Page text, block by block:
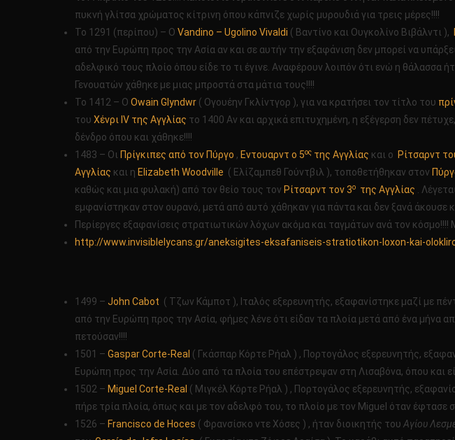
πυκνή γλίτσα χρώματος κίτρινη όπου κάπνιζε χωρίς μυρουδιά για τρεις μέρες!!!!
Το 1291 (περίπου) – Ο Vandino – Ugolino Vivaldi ( Βαντίνο και Ουγκολίνο Βιβάλντι ),
από την Ευρώπη προς την Ασία αν και σε αυτήν την εξαφάνιση δεν μπορεί να
αδελφικό τους πλοίο όπου είδε το τι έγινε. Αναφέρουν λοιπόν ότι ενώ η θάλασσα
Γενουατών χάθηκε με μιας μπροστά στα μάτια τους!!!!
Το 1412 – Ο Owain Glyndwr ( Ογουέην Γκλίντγορ ), για να κρατήσει τον τίτλο του
του Χένρι IV της Αγγλίας το 1400 Αν και αρχικά επιτυχημένη, η εξέγερση δεν
δένδρο όπου και χάθηκε!!!!
1483 – Οι Πρίγκιπες από τον Πύργο , Εντουαρντ ο 5ος της Αγγλίας και ο Ρίτσαρντ
Αγγλίας και η Elizabeth Woodville ( Ελίζαμπεθ Γούντβιλ ), τοποθετήθηκαν στον
καθώς και μια φυλακή) από τον θείο τους τον Ρίτσαρντ τον 3ο της Αγγλίας .
εμφανίστηκαν στον ουρανό, μετά από αυτό χάθηκαν για πάντα και δεν ξανά άκουσε
Περίεργες εξαφανίσεις στρατιωτικών λόχων ακόμα και ταγμάτων ανά τον
http://www.invisiblelycans.gr/aneksigites-eksafaniseis-stratiotikon-loxon-kai-
1499 – John Cabot ( Τζων Κάμποτ ), Ιταλός εξερευνητής, εξαφανίστηκε μαζί με
από την Ευρώπη προς την Ασία, φήμες λένε ότι είδαν τα πλοία μετά από ένα μήνα
πετούσαν!!!!
1501 – Gaspar Corte-Real ( Γκάσπαρ Κόρτε Ρήαλ ) , Πορτογάλος εξερευνητής,
Ευρώπη προς την Ασία. Δύο από τα πλοία του επέστρεψαν στη Λισαβόνα, όπου και
1502 – Miguel Corte-Real ( Μιγκέλ Κόρτε Ρήαλ ) , Πορτογάλος εξερευνητής,
πήρε τρία πλοία, όπως και με τον αδελφό του, το πλοίο με τον Miguel όταν έφτασε
1526 – Francisco de Hoces ( Φρανσίσκο ντε Χόσες ) , ήταν διοικητής του Αγίου